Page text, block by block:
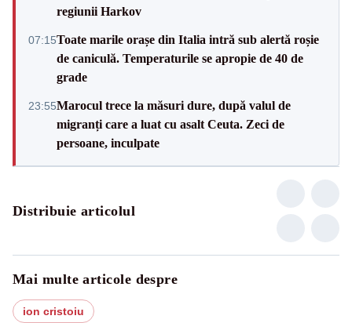
regiunii Harkov
07:15Toate marile orașe din Italia intră sub alertă roșie
de caniculă. Temperaturile se apropie de 40 de
grade
23:55Marocul trece la măsuri dure, după valul de
migranți care a luat cu asalt Ceuta. Zeci de
persoane, inculpate
Distribuie articolul
Mai multe articole despre
ion cristoiu